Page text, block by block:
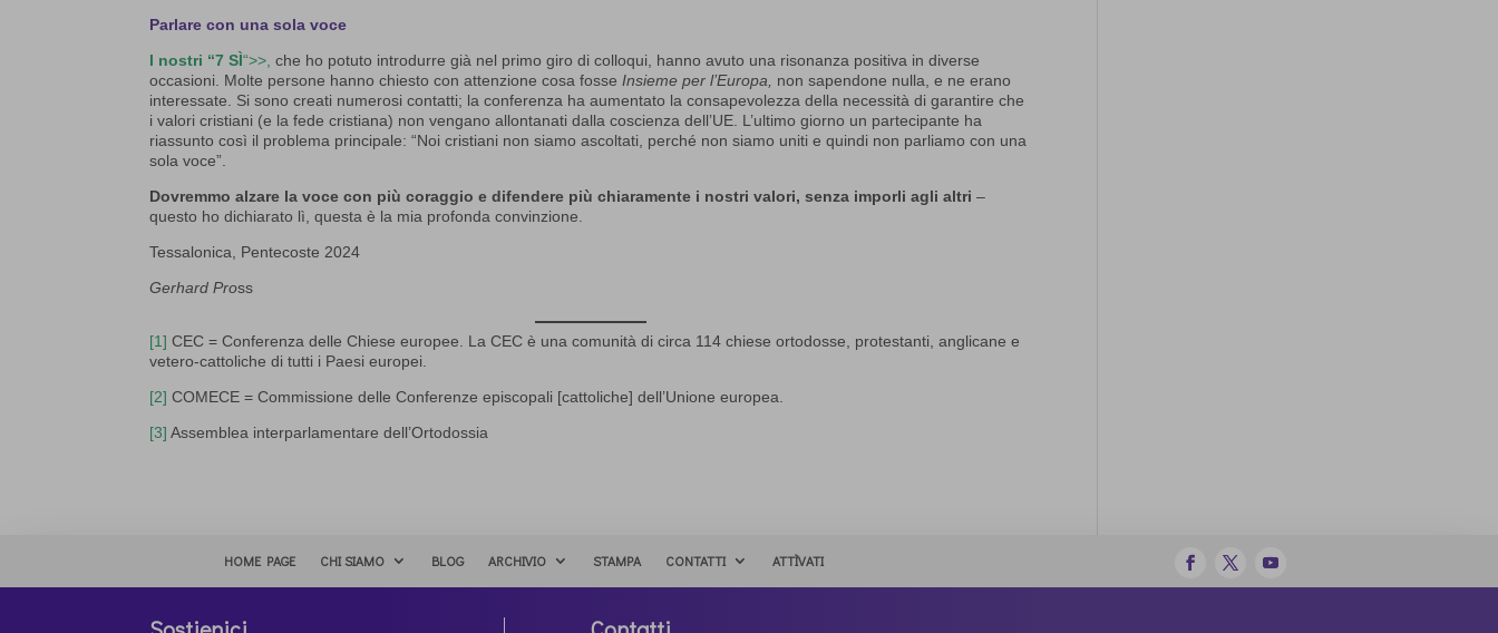
Parlare con una sola voce
I nostri “7 SÌ“>>,che ho potuto introdurre già nel primo giro di colloqui, hanno avuto una risonanza positiva in diverse
occasioni. Molte persone hanno chiesto con attenzione cosa fosseInsieme per l’Europa, non sapendone nulla, e ne erano
interessate. Si sono creati numerosi contatti; la conferenza ha aumentato la consapevolezza della necessità di garantire che
i valori cristiani (e la fede cristiana) non vengano allontanati dalla coscienza dell’UE. L’ultimo giorno un partecipante ha
riassunto così il problema principale: “Noi cristiani non siamo ascoltati, perché non siamo uniti e quindi non parliamo con una
sola voce”.
Dovremmo alzare la voce con più coraggio e difendere più chiaramente i nostri valori, senza imporli agli altri–
questo ho dichiarato lì, questa è la mia profonda convinzione.
Tessalonica, Pentecoste 2024
Gerhard Pross
[1] CEC = Conferenza delle Chiese europee. La CEC è una comunità di circa 114 chiese ortodosse, protestanti, anglicane e
vetero-cattoliche di tutti i Paesi europei.
[2] COMECE = Commissione delle Conferenze episcopali [cattoliche] dell’Unione europea.
[3] Assemblea interparlamentare dell’Ortodossia
HOME PAGE CHI SIAMO BLOG ARCHIVIO STAMPA CONTATTI ATTÌVATI